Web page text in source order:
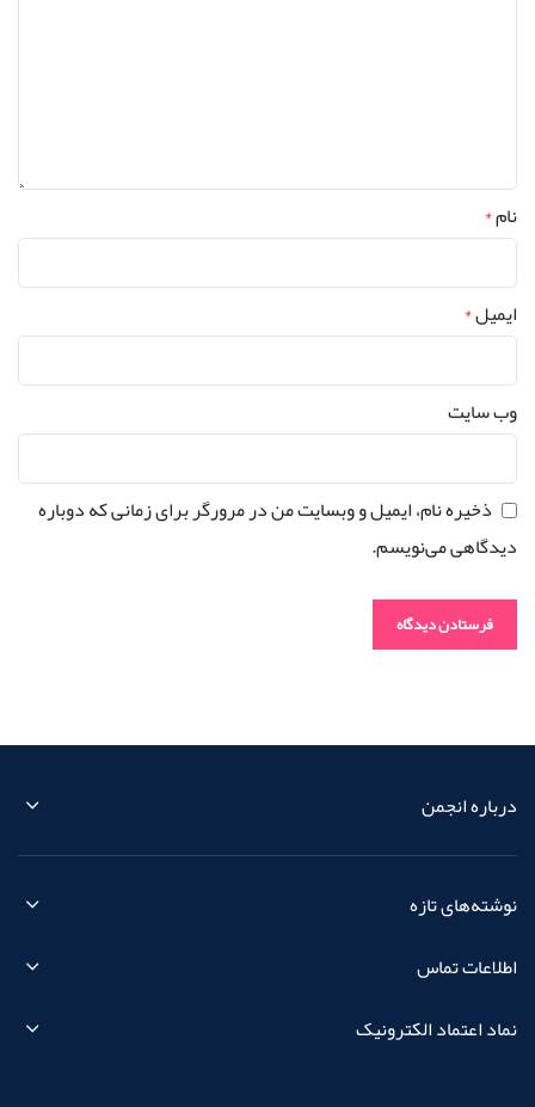
نام*
ایمیل*
وب‌ سایت
ذخیره نام، ایمیل و وبسایت من در مرورگر برای زمانی که دوباره
دیدگاهی می‌نویسم.
درباره انجمن
نوشته‌های تازه
اطلاعات تماس
نماد اعتماد الکترونیک